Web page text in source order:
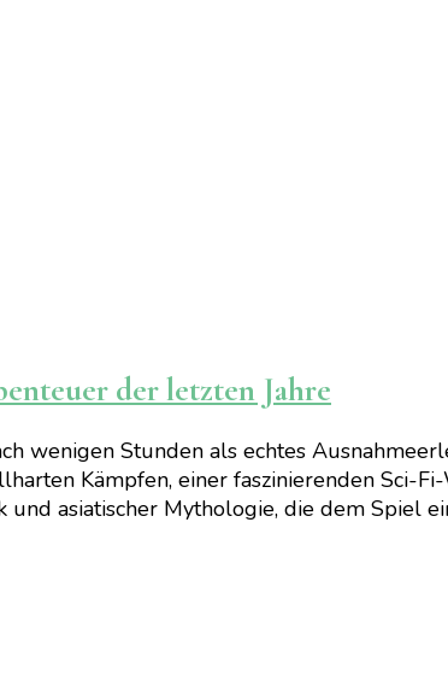
der letzten Jahre
wenigen Stunden als echtes
Kämpfen, einer faszinierenden Sci-
asiatischer Mythologie, die dem Spiel